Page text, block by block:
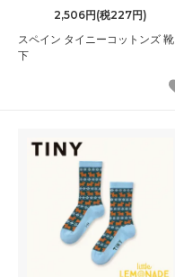
2,506円(税227円)
スペイン タイニーコットンズ 靴
下